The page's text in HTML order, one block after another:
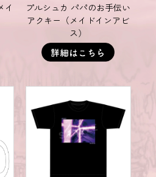
イ
プルシュカ パパのお手伝い
アクキー（メイドインアビ
ス）